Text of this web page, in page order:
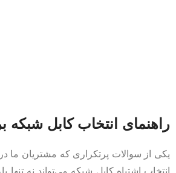
راهنمای انتخاب کابل
یکی از سوالات پرتکراری که مشتریان ما
انتخاب اشتباه کابل شبکه می‌تواند نه‌